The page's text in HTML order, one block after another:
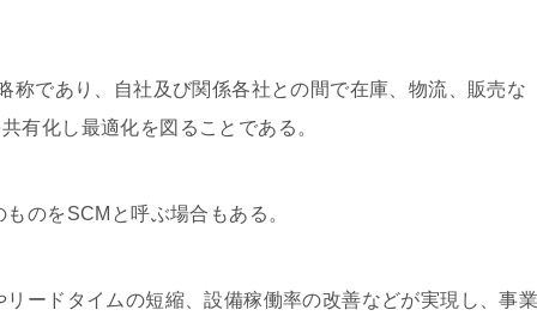
であり、自社及び関係各社との間で在庫、物流、販売な
有化し最適化を図ることである。
のをSCMと呼ぶ場合もある。
ードタイムの短縮、設備稼働率の改善などが実現し、事